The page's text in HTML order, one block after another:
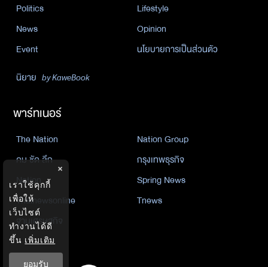
Politics
Lifestyle
News
Opinion
Event
นโยบายการเป็นส่วนตัว
นิยาย by KaweBook
พาร์ทเนอร์
The Nation
Nation Group
คม ชัด ลึก
กรุงเทพธุรกิจ
Nation
Spring News
Thainewsonline
Tnews
ฐานเศรษฐกิจ
×
เราใช้คุกกี้
เพื่อให้
เว็บไซต์
ทำงานได้ดี
ขึ้น เพิ่มเติม
ยอมรับ